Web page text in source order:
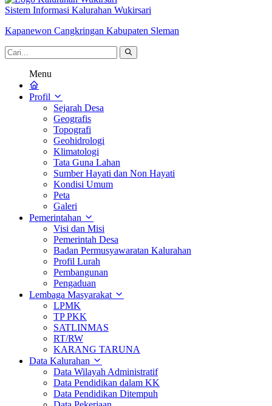
Sistem Informasi Kalurahan Wukirsari
Kapanewon Cangkringan Kabupaten Sleman
Menu
Profil
Sejarah Desa
Geografis
Topografi
Geohidrologi
Klimatologi
Tata Guna Lahan
Sumber Hayati dan Non Hayati
Kondisi Umum
Peta
Galeri
Pemerintahan
Visi dan Misi
Pemerintah Desa
Badan Permusyawaratan Kalurahan
Profil Lurah
Pembangunan
Pengaduan
Lembaga Masyarakat
LPMK
TP PKK
SATLINMAS
RT/RW
KARANG TARUNA
Data Kalurahan
Data Wilayah Administratif
Data Pendidikan dalam KK
Data Pendidikan Ditempuh